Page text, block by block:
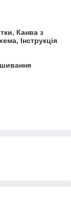
Канва з
Інструкція